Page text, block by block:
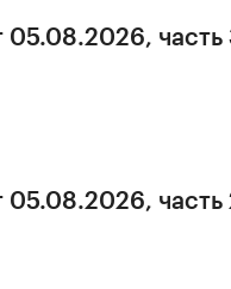
часть
часть